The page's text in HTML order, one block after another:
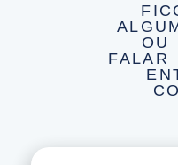
OU
FALAR